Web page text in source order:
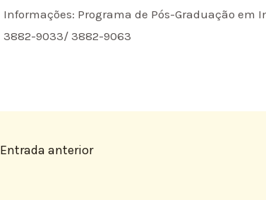
Informações: Programa de Pós-Graduação em
3882-9033/ 3882-9063
Entrada anterior